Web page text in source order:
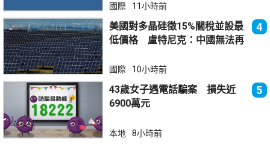
國際 11小時前
美國對多晶硅徵15%關稅並設最
低價格 盧特尼克：中國無法再
4
國際 10小時前
43歲女子遇電話騙案 損失近
6900萬元
5
本地 8小時前